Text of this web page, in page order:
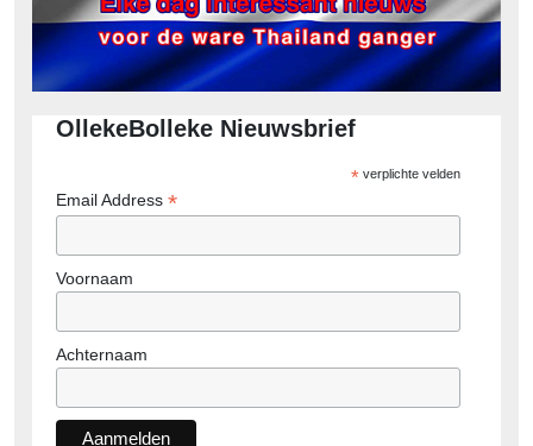
OllekeBolleke Nieuwsbrief
*verplichte velden
Email Address *
Voornaam
Achternaam